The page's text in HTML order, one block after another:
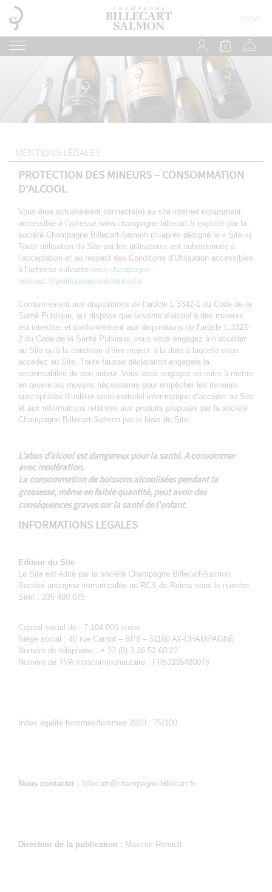
0
MENTIONS LÉGALES
PROTECTION DES MINEURS – CONSOMMATION
D’ALCOOL
Vous êtes actuellement connecté(e) au site internet notamment
accessible à l’adresse www.champagne-billecart.fr exploité par la
société Champagne Billecart-Salmon (ci-après désigné le « Site »).
Toute utilisation du Site par les utilisateurs est subordonnée à
l’acceptation et au respect des Conditions d’Utilisation accessibles
à l’adresse suivante www.champagne-
billecart.fr/politiquedeconfidentialite
Conformément aux dispositions de l’article L.3342-1 du Code de la
Santé Publique, qui dispose que la vente d’alcool à des mineurs
est interdite, et conformément aux dispositions de l’article L.3323-
2 du Code de la Santé Publique, vous vous engagez à n’accéder
au Site qu’à la condition d’être majeur à la date à laquelle vous
accédez au Site. Toute fausse déclaration engagera la
responsabilité de son auteur. Vous vous engagez en outre à mettre
en œuvre les moyens nécessaires pour empêcher les mineurs
susceptibles d’utiliser votre matériel informatique d’accéder au Site
et aux informations relatives aux produits proposés par la société
Champagne Billecart-Salmon par le biais du Site.
L’abus d’alcool est dangereux pour la santé. A consommer
avec modération.
La consommation de boissons alcoolisées pendant la
grossesse, même en faible quantité, peut avoir des
conséquences graves sur la santé de l'enfant.
INFORMATIONS LEGALES
Editeur du Site
Le Site est édité par la société Champagne Billecart-Salmon
Société anonyme immatriculée au RCS de Reims sous le numéro
Siret : 335 480 075
Capital social de : 7.104.000 euros
Siège social : 40 rue Carnot – BP8 – 51160 AY-CHAMPAGNE
Numéro de téléphone : + 33 (0) 3 26 52 60 22
Numéro de TVA intracommunautaire : FR53335480075
Index égalité hommes/femmes 2023 : 75/100
Nous contacter : billecart@champagne-billecart.fr
Directeur de la publication : Maxime Renault